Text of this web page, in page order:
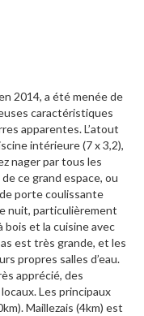
2014, a été menée de
caractéristiques
apparentes. L’atout
intérieure (7 x 3,2),
nager par tous les
ce grand espace, ou
porte coulissante
nuit, particulièrement
bois et la cuisine avec
est très grande, et les
propres salles d’eau.
apprécié, des
Les principaux
Maillezais (4km) est